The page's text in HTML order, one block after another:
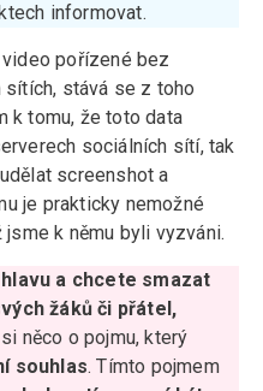
informovat.
pořízené bez
sítích, stává se z toho
k tomu, že toto data
sociálních sítí, tak
screenshot a
je prakticky nemožné
k němu byli vyzváni.
a chcete smazat
žáků či přátel,
něco o pojmu, který
souhlas. Tímto pojmem